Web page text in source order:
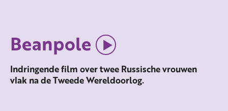
Beanpole
Indringende film over twee Russische vrouwen
vlak na de Tweede Wereldoorlog.